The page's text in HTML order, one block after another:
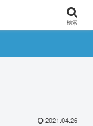
2021.04.26
検索